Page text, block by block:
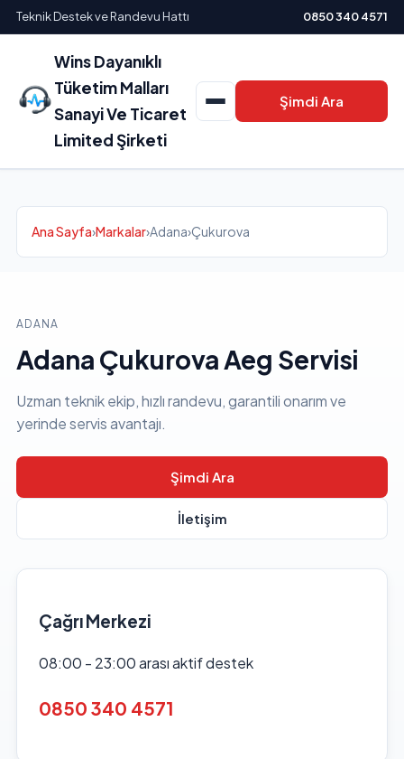
Teknik Destek ve Randevu Hattı 0850 340 4571
Wins Dayanıklı
Tüketim Malları
Sanayi Ve Ticaret
Limited Şirketi
Şimdi Ara
Ana Sayfa›Markalar›Adana›Çukurova
ADANA
Adana Çukurova Aeg Servisi
Uzman teknik ekip, hızlı randevu, garantili onarım ve
yerinde servis avantajı.
Şimdi Ara
İletişim
Çağrı Merkezi
08:00 - 23:00 arası aktif destek
0850 340 4571